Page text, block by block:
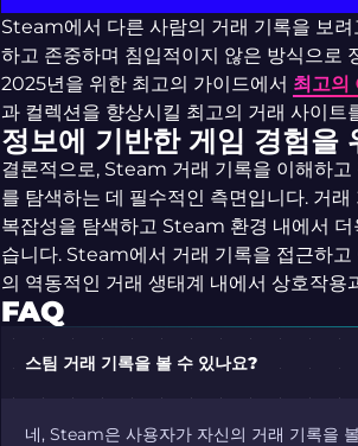
Steam에서 다른 사람의 거래 기록을 보
하고 존중하며 침입적이지 않은 방식으로
2025년을 위한 최고의 가이드에서 최고의
과 컬렉션을 향상시킬 최고의 거래 사이트
정보에 기반한 게임 경험을
결론적으로, Steam 거래 기록을 이해하
를 탐색하는 데 필수적인 측면입니다. 거
복잡성을 탐색하고 Steam 환경 내에서
습니다. Steam에서 거래 기록을 접근하
의 역동적인 거래 생태계 내에서 상호작용
FAQ
스팀 거래 기록을 볼 수 있나요?
네, Steam은 사용자가 자신의 거래 기록을